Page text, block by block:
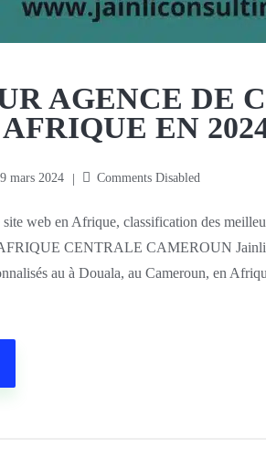
AGENCE DE
EN
mars 2024 Comments Disabled
web en Afrique, classification des
CENTRALE CAMEROUN Jainli
au à Douala, au Cameroun, en